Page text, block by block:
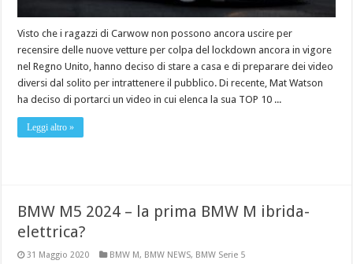
Visto che i ragazzi di Carwow non possono ancora uscire per
recensire delle nuove vetture per colpa del lockdown ancora in vigore
nel Regno Unito, hanno deciso di stare a casa e di preparare dei video
diversi dal solito per intrattenere il pubblico. Di recente, Mat Watson
ha deciso di portarci un video in cui elenca la sua TOP 10 ...
Leggi altro »
BMW M5 2024 – la prima BMW M ibrida-
elettrica?
31 Maggio 2020 BMW M, BMW NEWS, BMW Serie 5